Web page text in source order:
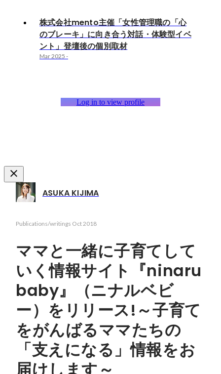
株式会社mento主催「女性管理職の「心
のブレーキ」に向き合う対話・体験型イベ
ント」登壇後の個別取材
Mar 2025 -
Log in to view profile
ASUKA KIJIMA
Publications/writings Oct 2018
ママと一緒に子育てして
いく情報サイト『ninaru
baby』（ニナルベビ
ー）をリリース!～子育て
をがんばるママたちの
「支えになる」情報をお
届けします～